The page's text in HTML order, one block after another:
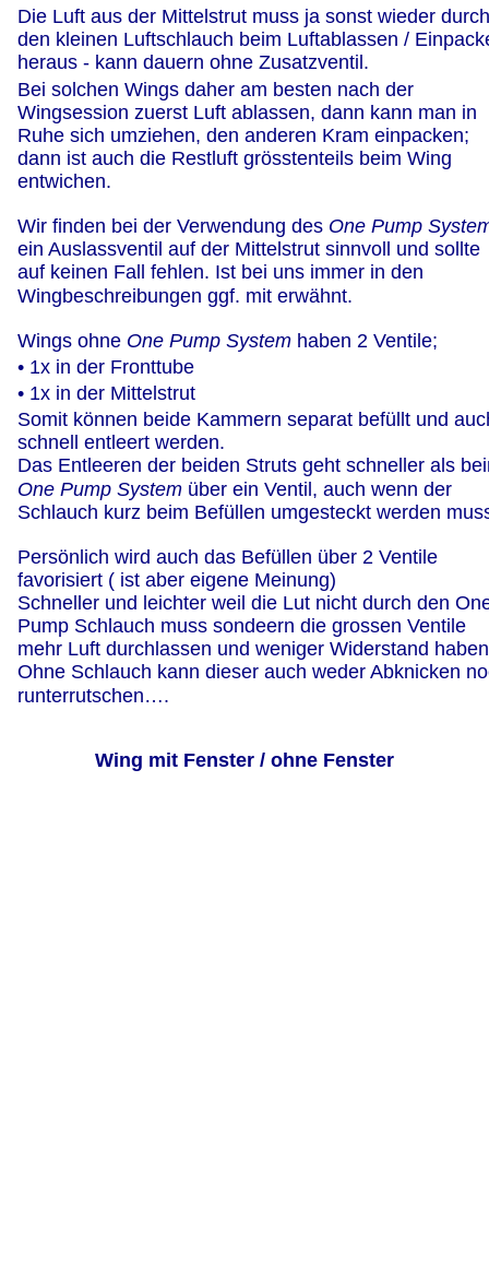
Wing mit Fenster / ohne Fenster
Die Luft aus der Mittelstrut muss ja sonst wieder
den kleinen Luftschlauch beim Luftablassen /
heraus - kann dauern ohne Zusatzventil.
Bei solchen Wings daher am besten nach der
Wingsession zuerst Luft ablassen, dann kann man in
Ruhe sich umziehen, den anderen Kram einpacken;
dann ist auch die Restluft grösstenteils beim Wing
entwichen.
Wir finden bei der Verwendung des One Pump
ein Auslassventil auf der Mittelstrut sinnvoll und sollte
auf keinen Fall fehlen. Ist bei uns immer in den
Wingbeschreibungen ggf. mit erwähnt.
Wings ohne One Pump System haben 2 Ventile;
• 1x in der Fronttube
• 1x in der Mittelstrut
Somit können beide Kammern separat befüllt und
schnell entleert werden.
Das Entleeren der beiden Struts geht schneller als
One Pump System über ein Ventil, auch wenn der
Schlauch kurz beim Befüllen umgesteckt werden
Persönlich wird auch das Befüllen über 2 Ventile
favorisiert ( ist aber eigene Meinung)
Schneller und leichter weil die Lut nicht durch den
Pump Schlauch muss sondeern die grossen Ventile
mehr Luft durchlassen und weniger Widerstand
Ohne Schlauch kann dieser auch weder Abknicken
runterrutschen….